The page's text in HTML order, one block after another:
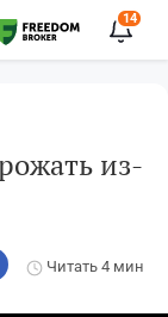
14
из-
Читать 4 мин